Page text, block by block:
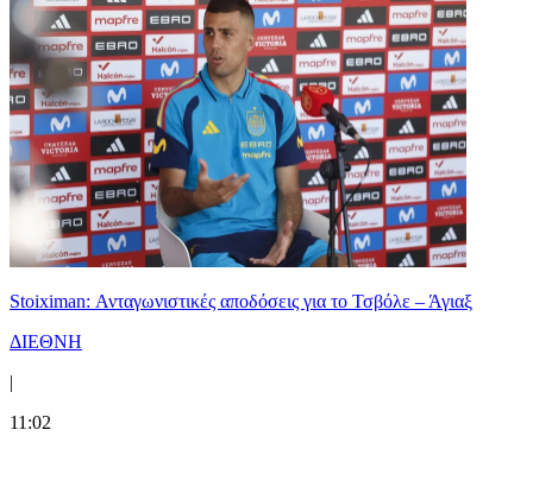
Stoiximan: Ανταγωνιστικές αποδόσεις για το Τσβόλε – Άγιαξ
ΔΙΕΘΝΗ
|
11:02